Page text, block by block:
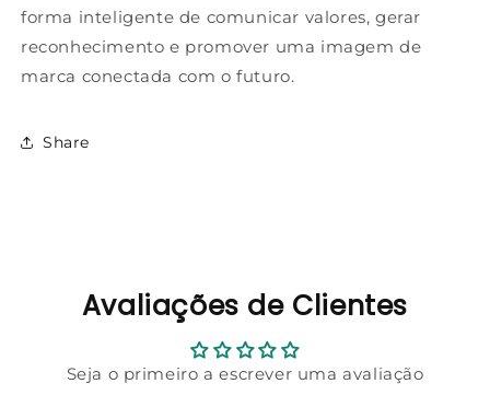
forma inteligente de comunicar valores, gerar
reconhecimento e promover uma imagem de
marca conectada com o futuro.
Share
Avaliações de Clientes
Seja o primeiro a escrever uma avaliação